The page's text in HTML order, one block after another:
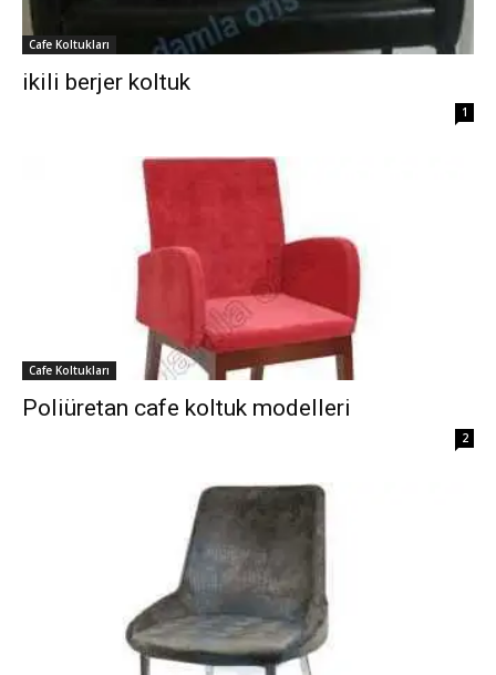
Cafe Koltukları
ikili berjer koltuk
1
Cafe Koltukları
Poliüretan cafe koltuk modelleri
2